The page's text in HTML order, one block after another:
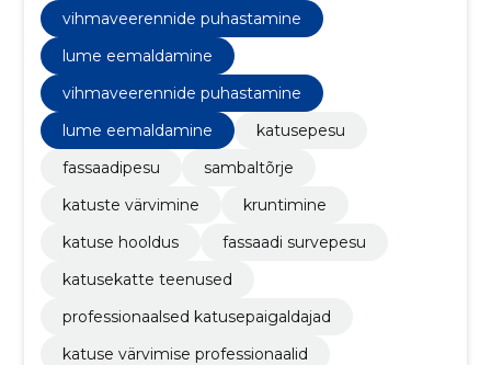
vihmaveerennide puhastamine
lume eemaldamine
vihmaveerennide puhastamine
lume eemaldamine
katusepesu
fassaadipesu
sambaltõrje
katuste värvimine
kruntimine
katuse hooldus
fassaadi survepesu
katusekatte teenused
professionaalsed katusepaigaldajad
katuse värvimise professionaalid